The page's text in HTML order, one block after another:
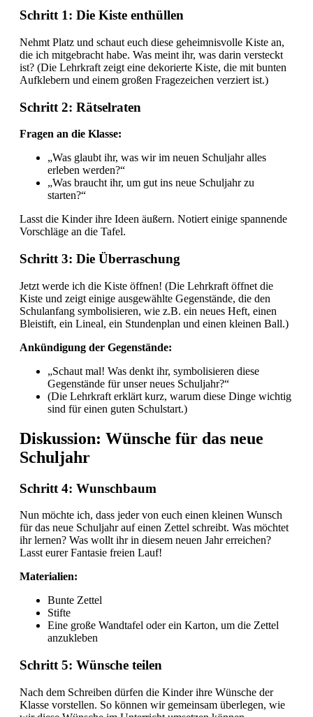
Schritt 1: Die Kiste enthüllen
Nehmt Platz und schaut euch diese geheimnisvolle Kiste an,
die ich mitgebracht habe. Was meint ihr, was darin versteckt
ist? (Die Lehrkraft zeigt eine dekorierte Kiste, die mit bunten
Aufklebern und einem großen Fragezeichen verziert ist.)
Schritt 2: Rätselraten
Fragen an die Klasse:
„Was glaubt ihr, was wir im neuen Schuljahr alles
erleben werden?“
„Was braucht ihr, um gut ins neue Schuljahr zu
starten?“
Lasst die Kinder ihre Ideen äußern. Notiert einige spannende
Vorschläge an die Tafel.
Schritt 3: Die Überraschung
Jetzt werde ich die Kiste öffnen! (Die Lehrkraft öffnet die
Kiste und zeigt einige ausgewählte Gegenstände, die den
Schulanfang symbolisieren, wie z.B. ein neues Heft, einen
Bleistift, ein Lineal, ein Stundenplan und einen kleinen Ball.)
Ankündigung der Gegenstände:
„Schaut mal! Was denkt ihr, symbolisieren diese
Gegenstände für unser neues Schuljahr?“
(Die Lehrkraft erklärt kurz, warum diese Dinge wichtig
sind für einen guten Schulstart.)
Diskussion: Wünsche für das neue
Schuljahr
Schritt 4: Wunschbaum
Nun möchte ich, dass jeder von euch einen kleinen Wunsch
für das neue Schuljahr auf einen Zettel schreibt. Was möchtet
ihr lernen? Was wollt ihr in diesem neuen Jahr erreichen?
Lasst eurer Fantasie freien Lauf!
Materialien:
Bunte Zettel
Stifte
Eine große Wandtafel oder ein Karton, um die Zettel
anzukleben
Schritt 5: Wünsche teilen
Nach dem Schreiben dürfen die Kinder ihre Wünsche der
Klasse vorstellen. So können wir gemeinsam überlegen, wie